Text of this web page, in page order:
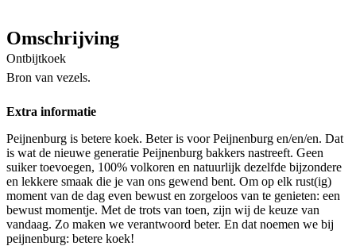
Omschrijving
Ontbijtkoek
Bron van vezels.
Extra informatie
Peijnenburg is betere koek. Beter is voor Peijnenburg en/en/en. Dat
is wat de nieuwe generatie Peijnenburg bakkers nastreeft. Geen
suiker toevoegen, 100% volkoren en natuurlijk dezelfde bijzondere
en lekkere smaak die je van ons gewend bent. Om op elk rust(ig)
moment van de dag even bewust en zorgeloos van te genieten: een
bewust momentje. Met de trots van toen, zijn wij de keuze van
vandaag. Zo maken we verantwoord beter. En dat noemen we bij
peijnenburg: betere koek!